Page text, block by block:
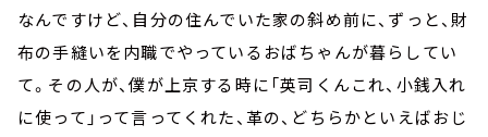
なんですけど、自分の住んでいた家の斜め前に、ずっと、財
布の手縫いを内職でやっているおばちゃんが暮らしてい
て。その人が、僕が上京する時に「英司くんこれ、小銭入れ
に使って」って言ってくれた、革の、どちらかといえばおじ